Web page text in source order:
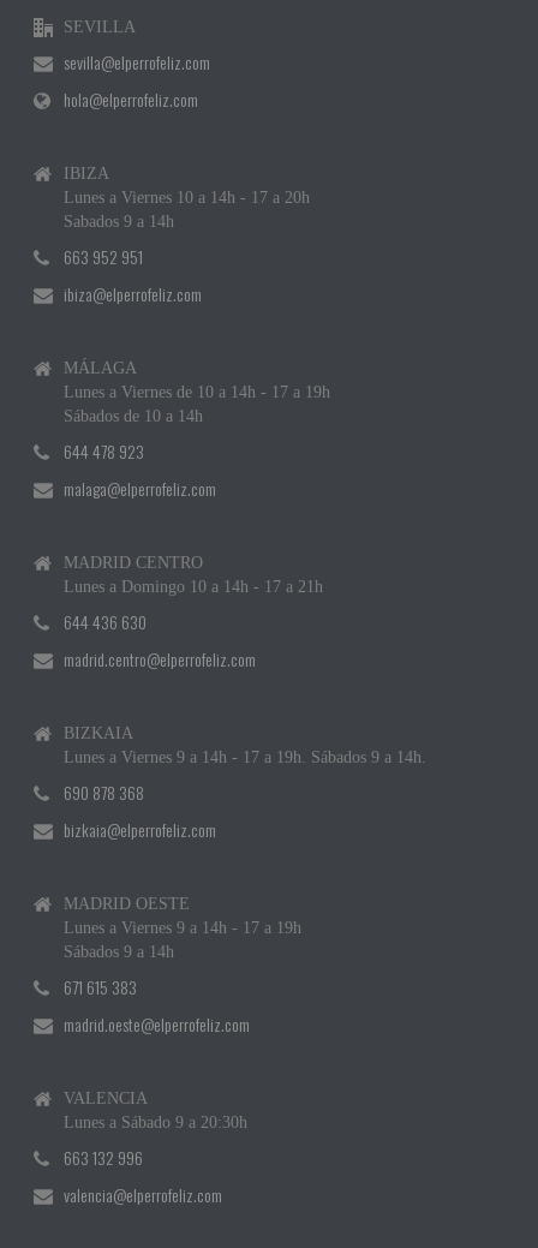
SEVILLA
sevilla@elperrofeliz.com
hola@elperrofeliz.com
IBIZA
Lunes a Viernes 10 a 14h - 17 a 20h
Sabados 9 a 14h
663 952 951
ibiza@elperrofeliz.com
MÁLAGA
Lunes a Viernes de 10 a 14h - 17 a 19h
Sábados de 10 a 14h
644 478 923
malaga@elperrofeliz.com
MADRID CENTRO
Lunes a Domingo 10 a 14h - 17 a 21h
644 436 630
madrid.centro@elperrofeliz.com
BIZKAIA
Lunes a Viernes 9 a 14h - 17 a 19h. Sábados 9 a 14h.
690 878 368
bizkaia@elperrofeliz.com
MADRID OESTE
Lunes a Viernes 9 a 14h - 17 a 19h
Sábados 9 a 14h
671 615 383
madrid.oeste@elperrofeliz.com
VALENCIA
Lunes a Sábado 9 a 20:30h
663 132 996
valencia@elperrofeliz.com